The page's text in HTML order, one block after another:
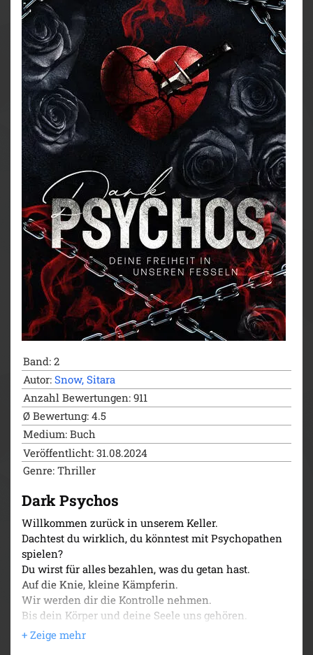
Ich hätte nie erwartet, dass die Rache an meinem Ex
so schieflaufen und mich auf die Abschussliste der
wahnsinnigsten Gangster der Stadt setzen würde.
Noch weniger hätte ich erwartet, dass diese drei
Psychopathen meine einzige Chance sein könnten, zu
überleben, denn nicht nur sie sind hinter mir her.
Eingesperrt in ihren Keller, muss ich alles daran
setzen, sie zu manipulieren und die Kontrolle zu
übernehmen.
Nur funktionieren die Tricks, mit denen ich Männer
für gewöhnlich täusche, bei ihnen nicht.
Die Dark Psychos treiben ihr ganz eigenes Spiel mit
Sie stürzen mich in einen dunklen Abgrund voller
Schmerzen, Blut und Verlangen.
Und es fühlt sich viel zu gut an, zu fallen…
DARK ROMANCE + REVERSE HAREM
Explizite Szenen, direkte Sprache, moralisch
farbenblind.
Teil 1 der Dark Psychos Reihe.
Band: 2
Autor: Snow, Sitara
Anzahl Bewertungen: 911
Ø Bewertung: 4.5
Medium: Buch
Veröffentlicht: 31.08.2024
Genre: Thriller
Dark Psychos
Willkommen zurück in unserem Keller.
Dachtest du wirklich, du könntest mit Psychopathen
spielen?
Du wirst für alles bezahlen, was du getan hast.
Auf die Knie, kleine Kämpferin.
Wir werden dir die Kontrolle nehmen.
Bis dein Körper und deine Seele uns gehören.
In unseren Fesseln wirst du fliegen und fallen,
schreien und weinen, bluten und brennen.